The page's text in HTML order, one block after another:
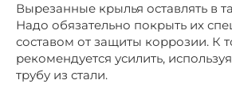
Вырезанные крылья оставлять в
Надо обязательно покрыть их
составом от защиты коррозии. К
рекомендуется усилить,
трубу из стали.